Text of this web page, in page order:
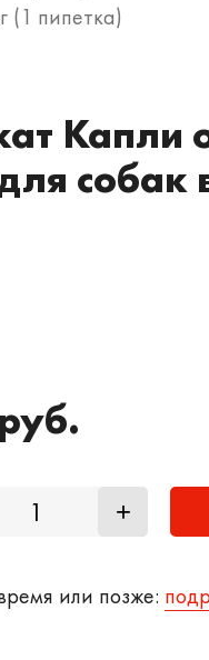
(1 пипетка)
Капли
собак
+
или позже: